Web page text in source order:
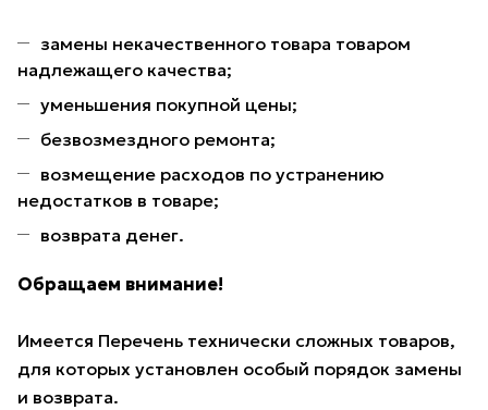
замены некачественного товара товаром
надлежащего качества;
уменьшения покупной цены;
безвозмездного ремонта;
возмещение расходов по устранению
недостатков в товаре;
возврата денег.
Обращаем внимание!
Имеется Перечень технически сложных товаров,
для которых установлен особый порядок замены
и возврата.